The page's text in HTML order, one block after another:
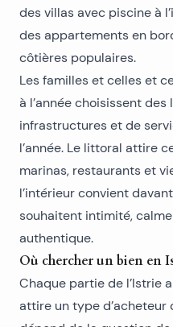
des villas avec piscine à
des appartements en
côtières populaires.
Les familles et celles et
à l’année choisissent
infrastructures et de
l’année. Le littoral attire
marinas, restaurants et
l’intérieur convient
souhaitent intimité,
authentique.
Où chercher un bien en
Chaque partie de l’Istrie
attire un type d’acheteur